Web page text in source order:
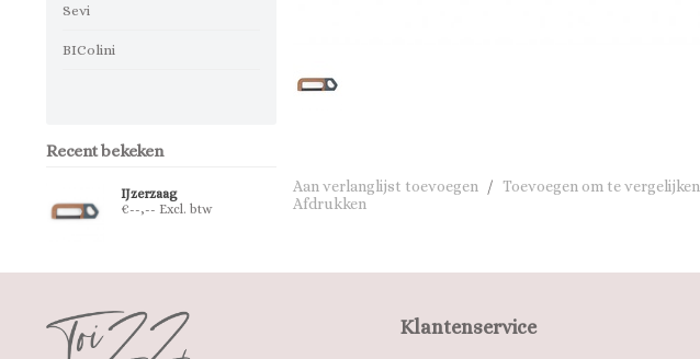
Sevi
BIColini
Recent bekeken
IJzerzaag
€--,-- Excl. btw
Aan verlanglijst toevoegen / Toevoegen om te vergelijken
Afdrukken
Klantenservice